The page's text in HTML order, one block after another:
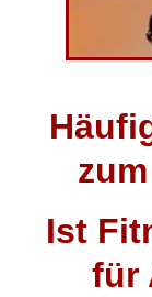
Ist
für